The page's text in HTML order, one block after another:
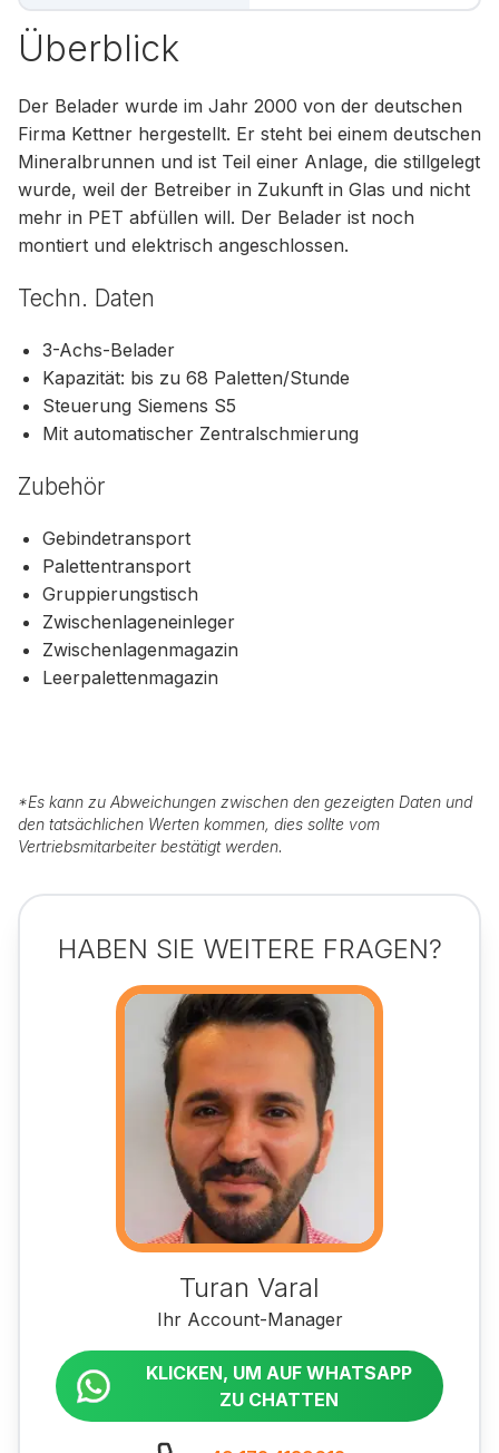
Überblick
Der Belader wurde im Jahr 2000 von der deutschen
Firma Kettner hergestellt. Er steht bei einem deutschen
Mineralbrunnen und ist Teil einer Anlage, die stillgelegt
wurde, weil der Betreiber in Zukunft in Glas und nicht
mehr in PET abfüllen will. Der Belader ist noch
montiert und elektrisch angeschlossen.
Techn. Daten
3-Achs-Belader
Kapazität: bis zu 68 Paletten/Stunde
Steuerung Siemens S5
Mit automatischer Zentralschmierung
Zubehör
Gebindetransport
Palettentransport
Gruppierungstisch
Zwischenlageneinleger
Zwischenlagenmagazin
Leerpalettenmagazin
*Es kann zu Abweichungen zwischen den gezeigten Daten und
den tatsächlichen Werten kommen, dies sollte vom
Vertriebsmitarbeiter bestätigt werden.
HABEN SIE WEITERE FRAGEN?
Turan Varal
Ihr Account-Manager
KLICKEN, UM AUF WHATSAPP
ZU CHATTEN